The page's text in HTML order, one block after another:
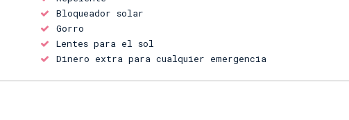
Bloqueador solar
Gorro
Lentes para el sol
Dinero extra para cualquier emergencia